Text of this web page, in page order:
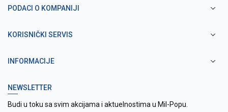
PODACI O KOMPANIJI
KORISNIČKI SERVIS
INFORMACIJE
NEWSLETTER
Budi u toku sa svim akcijama i aktuelnostima u Mil-Popu.